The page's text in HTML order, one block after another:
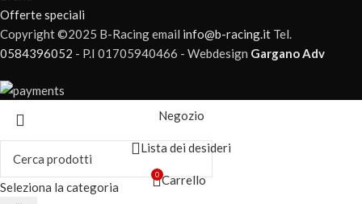
Offerte speciali
Copyright ©2025 B-Racing email info@b-racing.it Tel.
0584396052 - P.I 01705940466 - Webdesign Gargano Adv
Seleziona la categoria
Negozio
Lista dei desideri
0 Carrello